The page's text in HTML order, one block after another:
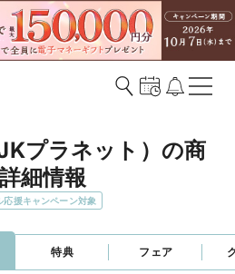
プラネット）の商
細情報
応援キャンペーン対象
特典 フェア